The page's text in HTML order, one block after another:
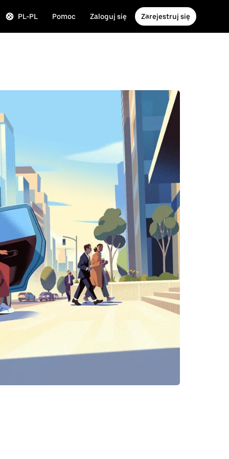
PL-PL Pomoc Zaloguj się Zarejestruj się